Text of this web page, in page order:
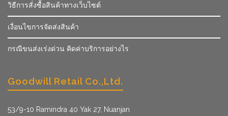
วิธีการสั่งซื้อสินค้าทางเว็บไซต์
เงื่อนไขการจัดส่งสินค้า
กรณีขนส่งเร่งด่วน คิดค่าบริการอย่างไร
Goodwill Retail Co.,Ltd.
53/9­-10 Ramindra 40 Yak 27, Nuanjan